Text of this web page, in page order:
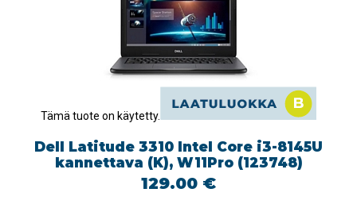
Tämä tuote on käytetty.
Dell Latitude 3310 Intel Core i3-8145U
kannettava (K), W11Pro (123748)
129.00 €